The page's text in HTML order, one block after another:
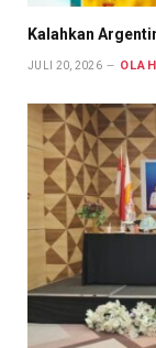
Kalahkan
JULI 20, 2026